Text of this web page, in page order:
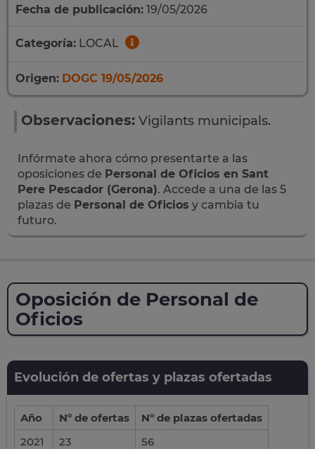
Fecha de publicación: 19/05/2026
Categoría: LOCAL
Origen: DOGC 19/05/2026
Observaciones: Vigilants municipals.
Infórmate ahora cómo presentarte a las
oposiciones de Personal de Oficios en Sant
Pere Pescador (Gerona). Accede a una de las 5
plazas de Personal de Oficios y cambia tu
futuro.
Oposición de Personal de
Oficios
Evolución de ofertas y plazas ofertadas
Año Nº de ofertas
Nº de plazas ofertadas
2021
23
56